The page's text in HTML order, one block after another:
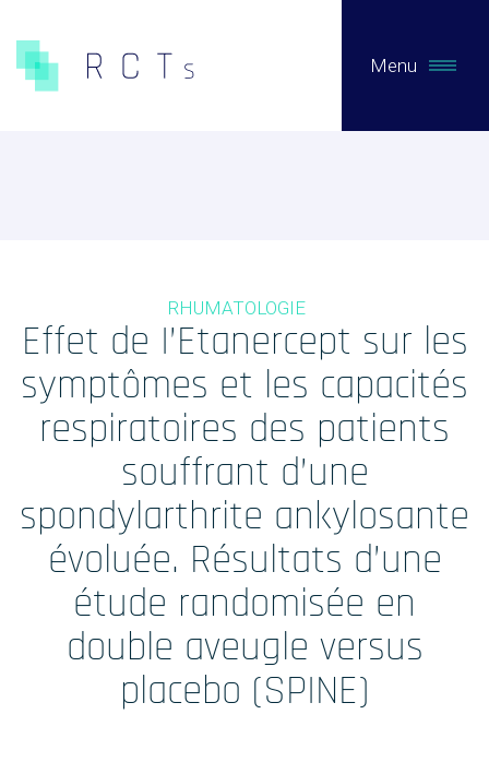
Menu
Études Post-Autorisation sur données primaires
Études sur données secondaires (RNIPH)
Accès précoce / compassionnel
Evaluation clinique des DMs / Conseil règlementaire
Biotech / Medtech
Formations
Prestations
Solutions Digitales
Vos études
RHUMATOLOGIE
Effet de I’Etanercept sur les
symptômes et les capacités
respiratoires des patients
souffrant d’une
spondylarthrite ankylosante
évoluée. Résultats d’une
étude randomisée en
double aveugle versus
placebo (SPINE)